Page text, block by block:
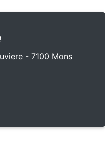
- 7100 Mons